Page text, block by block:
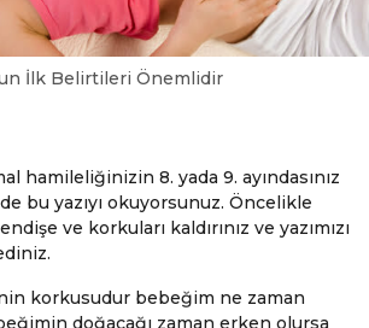
İlk Belirtileri Önemlidir
hamileliğinizin 8. yada 9. ayındasınız
bu yazıyı okuyorsunuz. Öncelikle
ve korkuları kaldırınız ve yazımızı
korkusudur bebeğim ne zaman
doğacağı zaman erken olursa